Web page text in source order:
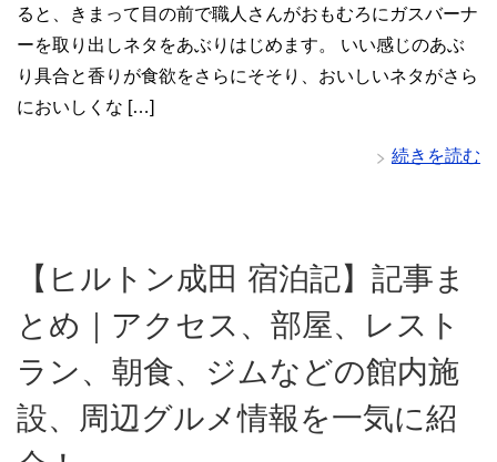
ると、きまって目の前で職人さんがおもむろにガスバーナ
ーを取り出しネタをあぶりはじめます。 いい感じのあぶ
り具合と香りが食欲をさらにそそり、おいしいネタがさら
においしくな […]
続きを読む
【ヒルトン成田 宿泊記】記事ま
とめ｜アクセス、部屋、レスト
ラン、朝食、ジムなどの館内施
設、周辺グルメ情報を一気に紹